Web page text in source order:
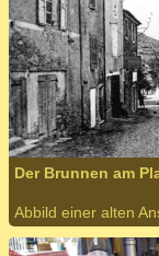
Der Brunnen am
Abbild einer alten